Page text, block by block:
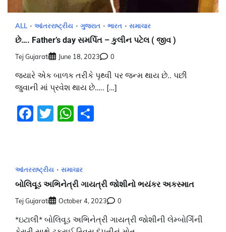
ALL આંતરરાષ્ટ્રીય ગુજરાત ભારત સમાચાર
છે…. Father’s day સમર્પિત – કુલીન પટેલ ( જીવ )
Tej Gujarati June 18, 2023 0
જયારે એક બાળક તરીકે પૃથ્વી પર જન્મ થાય છે.. પછી
જુવાની માં પ્રવેશ થાય છે….. […]
Facebook
TwitterWhatsApp
આંતરરાષ્ટ્રીય સમાચાર
બોલિવૂડ અભિનેત્રી ગાયત્રી જોશીનો ભયંકર અકસ્માત
Tej Gujarati October 4, 2023 0
*ઇટાલી* બોલિવૂડ અભિનેત્રી ગાયત્રી જોશીની લેમ્બોર્ગિની